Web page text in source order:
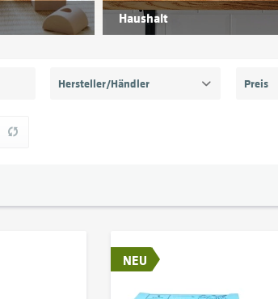
Haushalt
Hersteller/Händler
Casida GmbH
Elobra GmbH - DS
Escape Welt GmbH
Freiberger Porzellan GmbH - DS
Preis
NEU